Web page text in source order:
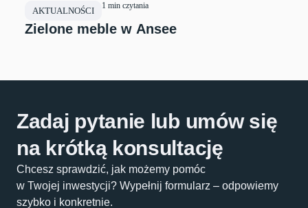
AKTUALNOŚCI 1 min czytania
Zielone meble w Ansee
Zadaj pytanie lub umów się
na krótką konsultację
Chcesz sprawdzić, jak możemy pomóc
w Twojej inwestycji? Wypełnij formularz – odpowiemy
szybko i konkretnie.